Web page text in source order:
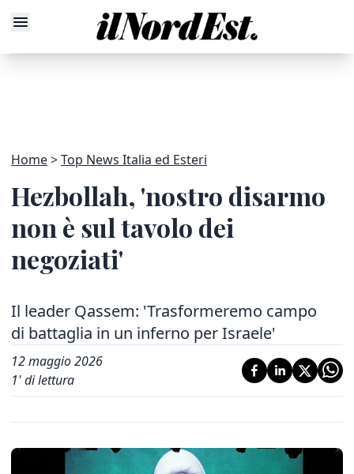
Home Top News Italia ed Esteri
Hezbollah, 'nostro disarmo
non è sul tavolo dei
negoziati'
Il leader Qassem: 'Trasformeremo campo
di battaglia in un inferno per Israele'
12 maggio 2026
1' di lettura